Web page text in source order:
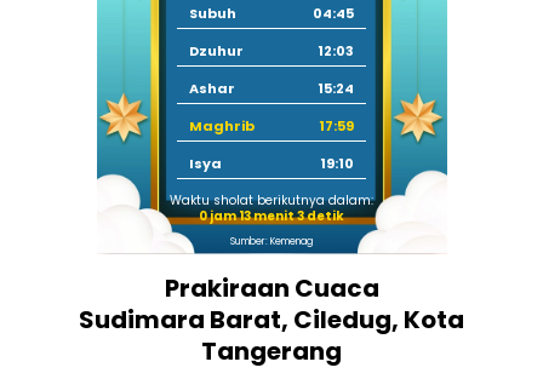
Subuh
04:45
Dzuhur
12:03
Ashar
15:24
Maghrib
17:59
Isya
19:10
Waktu sholat berikutnya dalam:
0 jam 13 menit 2 detik
Sumber: Kemenag
Prakiraan Cuaca
Sudimara Barat, Ciledug, Kota
Tangerang